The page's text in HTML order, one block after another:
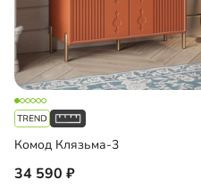
Комод Клязьма-3
34 590